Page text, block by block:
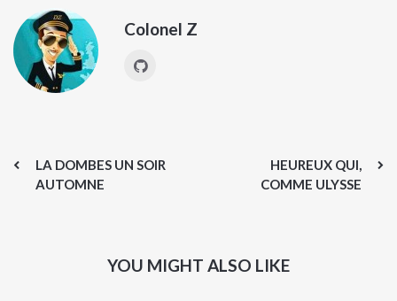
Colonel Z
LA DOMBES UN SOIR
AUTOMNE
HEUREUX QUI,
COMME ULYSSE
YOU MIGHT ALSO LIKE